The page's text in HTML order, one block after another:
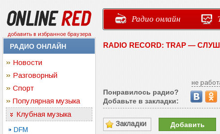
добавить в избранное браузера
Радио онлайн
РАДИО ОНЛАЙН
Новости
Разговорный
Спорт
Популярная музыка
Клубная музыка
DFM
RADIO RECORD: TRAP —
не
Понравилось радио?
Добавьте в закладки:
Закладки Добавить